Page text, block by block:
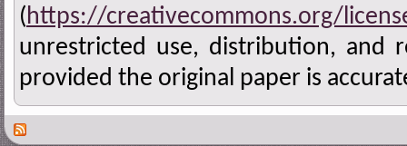
(https://creativecommons.org/
unrestricted use, distribution, and
provided the original paper is